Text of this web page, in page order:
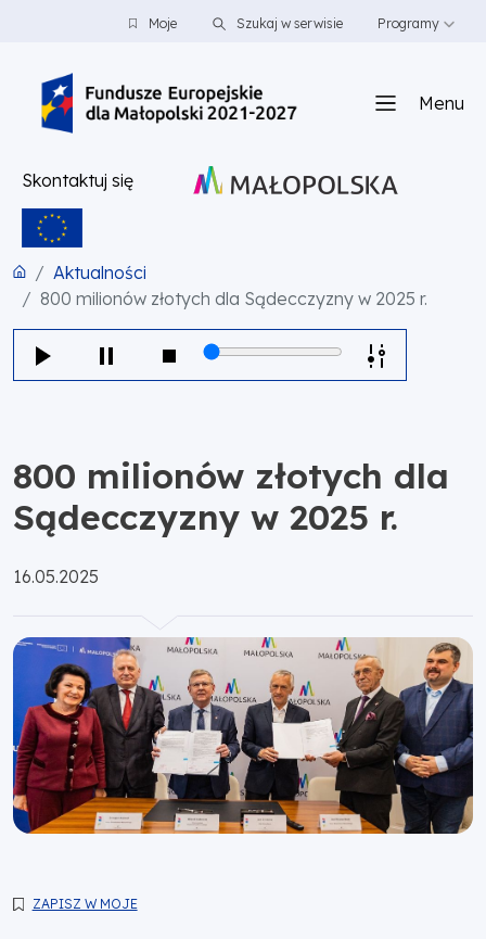
PRZEJDŹ DO TREŚCI
PRZEJDŹ DO MENUMoje Szukaj w serwisie Programy
Menu
Skontaktuj się
Aktualności
800 milionów złotych dla Sądecczyzny w 2025 r.
800 milionów złotych dla
Sądecczyzny w 2025 r.
Opublikowano:
16.05.2025
ZAPISZ W MOJE